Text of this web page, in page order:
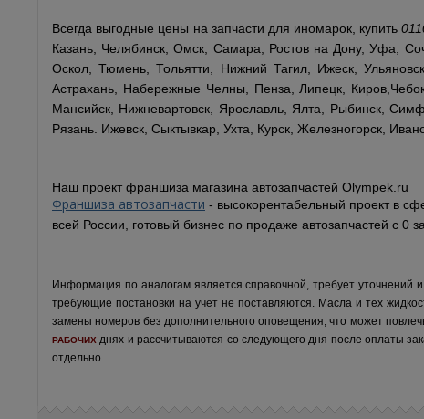
Всегда выгодные цены на запчасти для иномарок, купить
Казань, Челябинск, Омск, Самара, Ростов на Дону, Уфа,
Оскол, Тюмень, Тольятти, Нижний Тагил, Ижеск,
Астрахань, Набережные Челны, Пенза, Липецк,
Мансийск, Нижневартовск, Ярославль, Ялта, Рыбинск,
Рязань. Ижевск, Сыктывкар, Ухта, Курск, Железногорск,
Наш проект франшиза магазина автозапчастей Olympek.ru
Франшиза автозапчасти - высокорентабельный проект в
всей России, готовый бизнес по продаже автозапчастей с 0
Информация по аналогам является справочной, требует
требующие постановки на учет не поставляются. Масла и тех
замены номеров без дополнительного оповещения, что может
РАБОЧИХ днях и рассчитываются со следующего дня после оплаты
отдельно.